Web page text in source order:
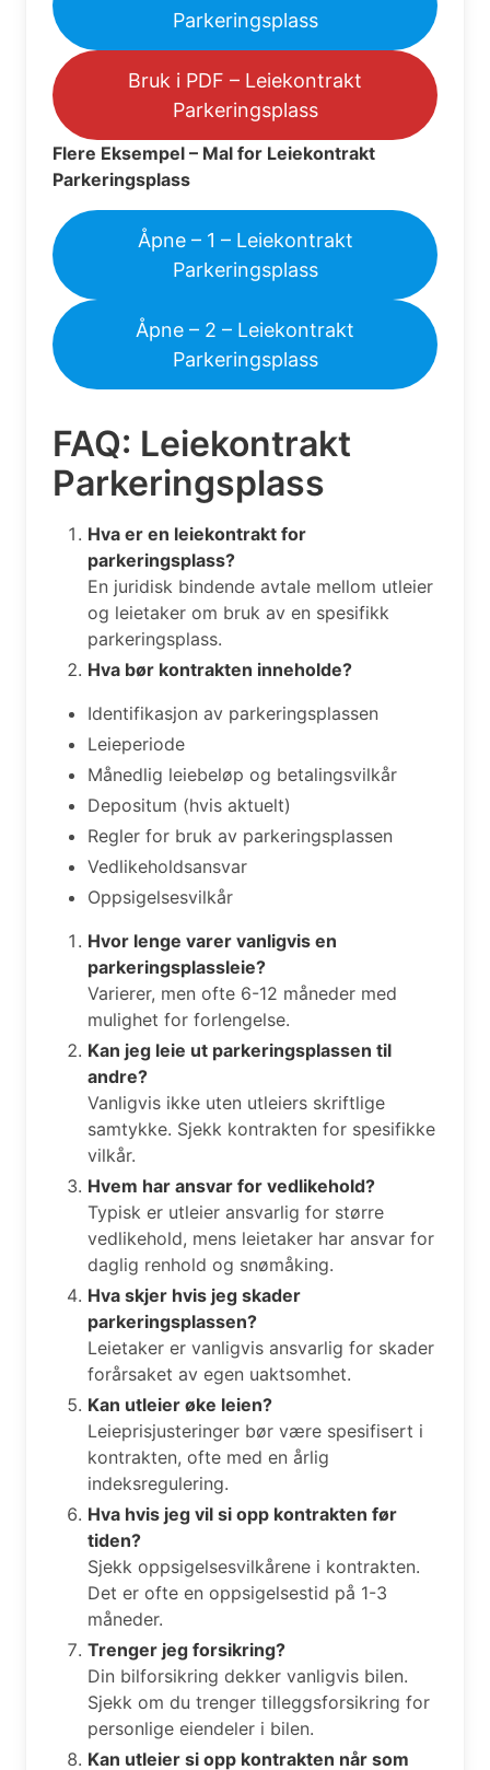
Parkeringsplass
Bruk i PDF – Leiekontrakt
Parkeringsplass
Flere Eksempel – Mal for Leiekontrakt
Parkeringsplass
Åpne – 1 – Leiekontrakt
Parkeringsplass
Åpne – 2 – Leiekontrakt
Parkeringsplass
FAQ: Leiekontrakt
Parkeringsplass
Hva er en leiekontrakt for
parkeringsplass?
En juridisk bindende avtale mellom utleier
og leietaker om bruk av en spesifikk
parkeringsplass.
Hva bør kontrakten inneholde?
Identifikasjon av parkeringsplassen
Leieperiode
Månedlig leiebeløp og betalingsvilkår
Depositum (hvis aktuelt)
Regler for bruk av parkeringsplassen
Vedlikeholdsansvar
Oppsigelsesvilkår
Hvor lenge varer vanligvis en
parkeringsplassleie?
Varierer, men ofte 6-12 måneder med
mulighet for forlengelse.
Kan jeg leie ut parkeringsplassen til
andre?
Vanligvis ikke uten utleiers skriftlige
samtykke. Sjekk kontrakten for spesifikke
vilkår.
Hvem har ansvar for vedlikehold?
Typisk er utleier ansvarlig for større
vedlikehold, mens leietaker har ansvar for
daglig renhold og snømåking.
Hva skjer hvis jeg skader
parkeringsplassen?
Leietaker er vanligvis ansvarlig for skader
forårsaket av egen uaktsomhet.
Kan utleier øke leien?
Leieprisjusteringer bør være spesifisert i
kontrakten, ofte med en årlig
indeksregulering.
Hva hvis jeg vil si opp kontrakten før
tiden?
Sjekk oppsigelsesvilkårene i kontrakten.
Det er ofte en oppsigelsestid på 1-3
måneder.
Trenger jeg forsikring?
Din bilforsikring dekker vanligvis bilen.
Sjekk om du trenger tilleggsforsikring for
personlige eiendeler i bilen.
Kan utleier si opp kontrakten når som